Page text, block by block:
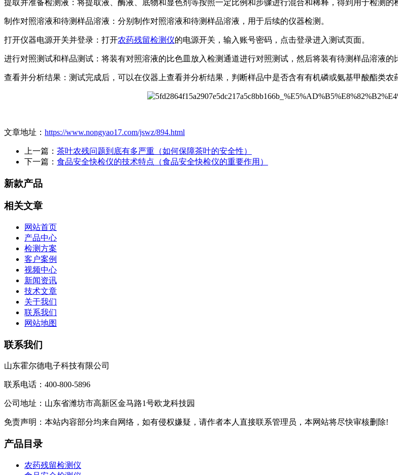
提取并准备检测液：将提取液、酶液、底物和显色剂等按照一定比例和步骤进行混合和稀释，得到用于检测的
制作对照溶液和待测样品溶液：分别制作对照溶液和待测样品溶液，用于后续的仪器检测。
打开仪器电源开关并登录：打开农药残留检测仪的电源开关，输入账号密码，点击登录进入测试页面。
进行对照测试和样品测试：将装有对照溶液的比色皿放入检测通道进行对照测试，然后将装有待测样品溶液的
查看并分析结果：测试完成后，可以在仪器上查看并分析结果，判断样品中是否含有有机磷或氨基甲酸酯类农
文章地址： https://www.nongyao17.com/jswz/894.html
上一篇： 茶叶农残问题到底有多严重（如何保障茶叶的安全性）
下一篇： 食品安全快检仪的技术特点（食品安全快检仪的重要作用）
新款产品
相关文章
网站首页
产品中心
检测方案
客户案例
视频中心
新闻资讯
技术文章
关于我们
联系我们
网站地图
联系我们
山东霍尔德电子科技有限公司
联系电话：400-800-5896
公司地址：山东省潍坊市高新区金马路1号欧龙科技园
免责声明：本站内容部分均来自网络，如有侵权嫌疑，请作者本人直接联系管理员，本网站将尽快审核删除!
产品目录
农药残留检测仪